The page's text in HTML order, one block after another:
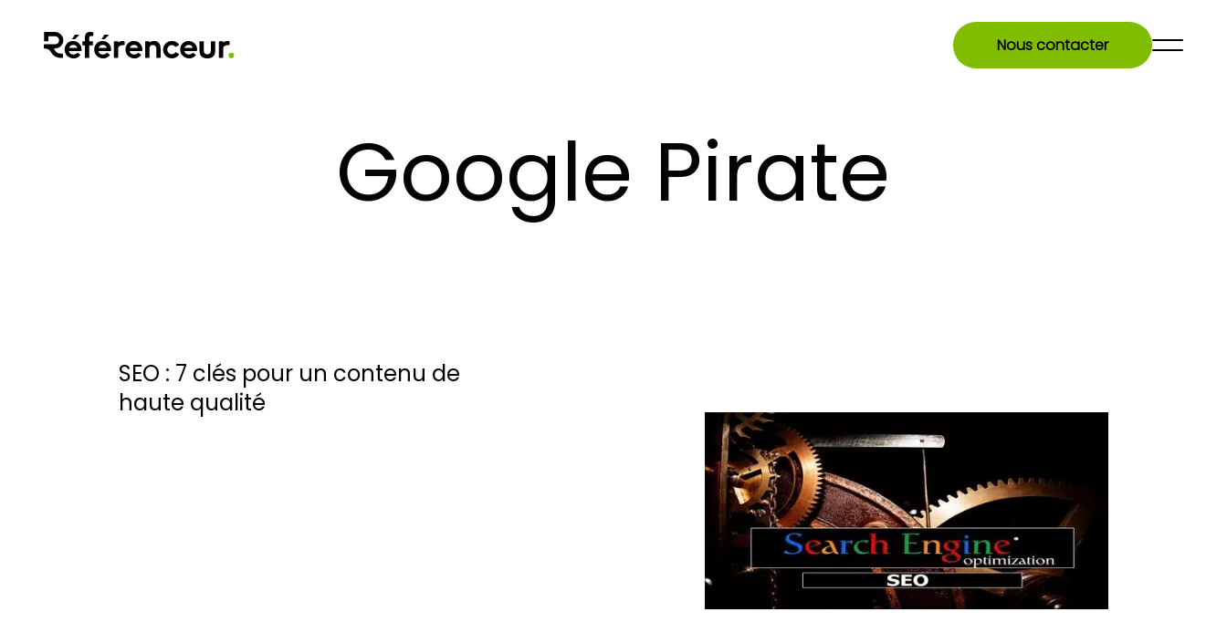
Nous contacter
Google Pirate
SEO : 7 clés pour un contenu de
haute qualité